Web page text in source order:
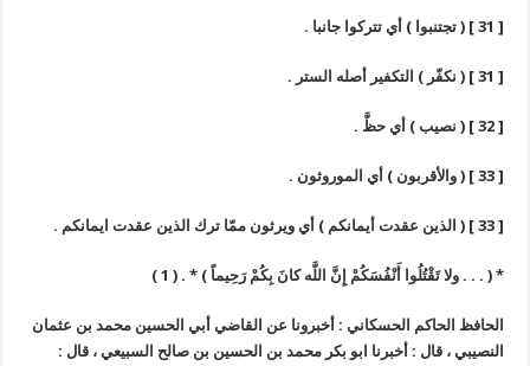
[ 31 ] ( تجتنبوا ) أي تتركوا جانبا .
[ 31 ] ( نكفّر ) التكفير أصله الستر .
[ 32 ] ( نصيب ) أي حظَّ .
[ 33 ] ( والأقربون ) أي الموروثون .
[ 33 ] ( الذين عقدت أيمانكم ) أي ويرثون ممّا ترك الذين عقدت ايمانكم .
* ( . . . ولا تَقْتُلُوا أَنْفُسَكُمْ إِنَّ اللَّه كانَ بِكُمْ رَحِيماً ) * . ( 1 )
الحافظ الحاكم الحسكاني : أخبرونا عن القاضي أبي الحسين محمد بن عثمان
النصيبي ، قال : أخبرنا ابو بكر محمد بن الحسين بن صالح السبيعي ، قال :